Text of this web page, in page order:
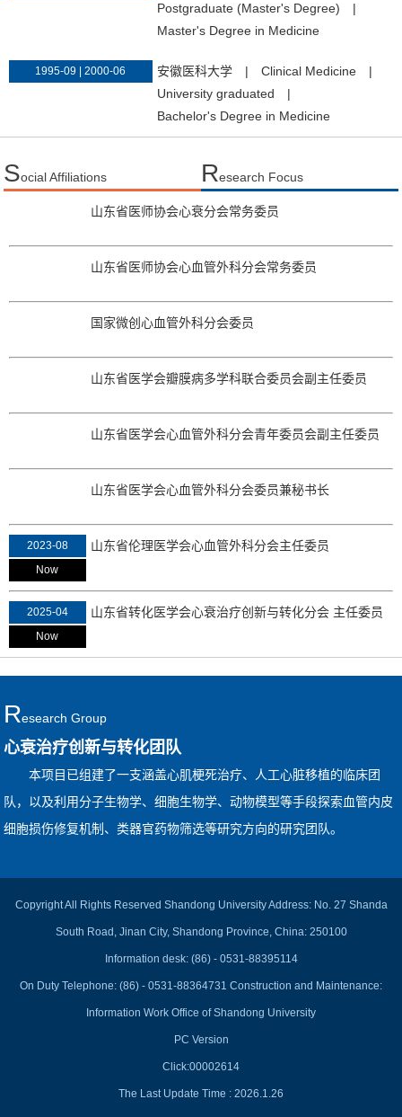
Postgraduate (Master's Degree)
|
Master's Degree in Medicine
1995-09 | 2000-06 安徽医科大学 | Clinical Medicine
|
University graduated
|
Bachelor's Degree in Medicine
Social Affiliations Research Focus
山东省医师协会心衰分会常务委员
山东省医师协会心血管外科分会常务委员
国家微创心血管外科分会委员
山东省医学会瓣膜病多学科联合委员会副主任委员
山东省医学会心血管外科分会青年委员会副主任委员
山东省医学会心血管外科分会委员兼秘书长
2023-08
Now
山东省伦理医学会心血管外科分会主任委员
2025-04
Now
山东省转化医学会心衰治疗创新与转化分会 主任委员
REsearch Group
心衰治疗创新与转化团队
本项目已组建了一支涵盖心肌梗死治疗、人工心脏移植的临床团
队，以及利用分子生物学、细胞生物学、动物模型等手段探索血管内皮
细胞损伤修复机制、类器官药物筛选等研究方向的研究团队。
Copyright All Rights Reserved Shandong University Address: No. 27 Shanda
South Road, Jinan City, Shandong Province, China: 250100
Information desk: (86) - 0531-88395114
On Duty Telephone: (86) - 0531-88364731 Construction and Maintenance:
Information Work Office of Shandong University
PC Version
Click:00002614
The Last Update Time : 2026.1.26